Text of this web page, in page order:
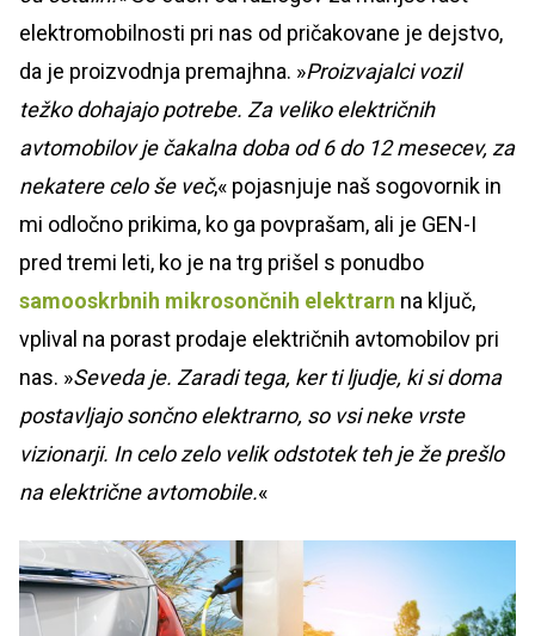
elektromobilnosti pri nas od pričakovane je dejstvo,
da je proizvodnja premajhna. »Proizvajalci vozil
težko dohajajo potrebe. Za veliko električnih
avtomobilov je čakalna doba od 6 do 12 mesecev, za
nekatere celo še več,« pojasnjuje naš sogovornik in
mi odločno prikima, ko ga povprašam, ali je GEN-I
pred tremi leti, ko je na trg prišel s ponudbo
samooskrbnih mikrosončnih elektrarn na ključ,
vplival na porast prodaje električnih avtomobilov pri
nas. »Seveda je. Zaradi tega, ker ti ljudje, ki si doma
postavljajo sončno elektrarno, so vsi neke vrste
vizionarji. In celo zelo velik odstotek teh je že prešlo
na električne avtomobile.«